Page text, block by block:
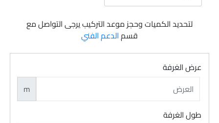
لتحديد الكميات وحجز موعد التركيب يرجى التواصل مع
قسمالدعم الفني
عرض الغرفة
m
طول الغرفة